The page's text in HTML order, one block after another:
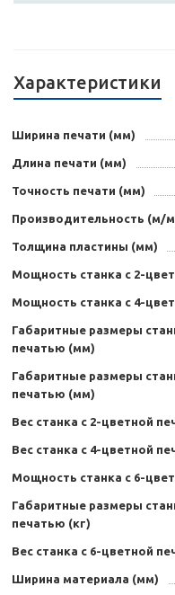
Характеристики
Ширина печати (мм)
Длина печати (мм)
Точность печати (мм)
Производительность (м/
Толщина пластины (мм)
Мощность станка с 2-
Мощность станка с 4-
Габаритные размеры
печатью (мм)
Габаритные размеры
печатью (мм)
Вес станка с 2-цветной
Вес станка с 4-цветной
Мощность станка с 6-
Габаритные размеры
печатью (кг)
Вес станка с 6-цветной
Ширина материала (мм)